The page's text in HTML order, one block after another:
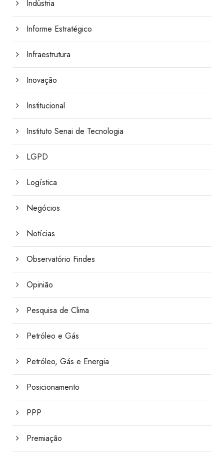
Indústria
Informe Estratégico
Infraestrutura
Inovação
Institucional
Instituto Senai de Tecnologia
LGPD
Logística
Negócios
Notícias
Observatório Findes
Opinião
Pesquisa de Clima
Petróleo e Gás
Petróleo, Gás e Energia
Posicionamento
PPP
Premiação